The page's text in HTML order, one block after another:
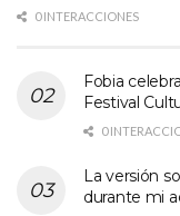
0 INTERACCIONES
Fobia
Festival
0
La versión
durante mi